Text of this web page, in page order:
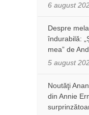
6 august
Despre
îndurabilă:
mea” de
5 august
Noutăţi
din Annie